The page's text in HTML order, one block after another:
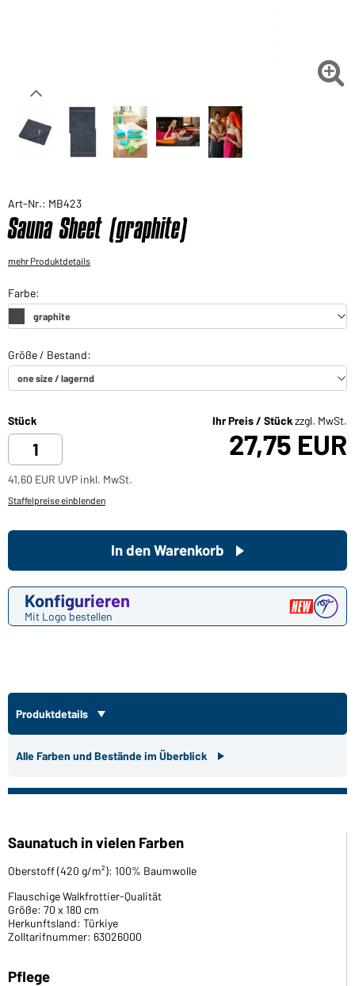

Art-Nr.: MB423
Sauna Sheet (graphite)
mehr Produktdetails
Stück Ihr Preis / Stückzzgl. MwSt.
27,75 EUR
41,60 EUR UVP inkl. MwSt.
Staffelpreise einblenden
Konfigurieren
Mit Logo bestellen
In den Warenkorb
Produktdetails
Alle Farben und Bestände im Überblick
Saunatuch in vielen Farben
Oberstoff (420 g/m²): 100% Baumwolle
Flauschige Walkfrottier-Qualität
Größe: 70 x 180 cm
Herkunftsland: Türkiye
Zolltarifnummer: 63026000
Pflege